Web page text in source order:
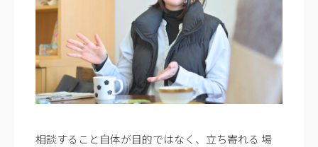
相談すること自体が目的ではなく、立ち寄れる 場